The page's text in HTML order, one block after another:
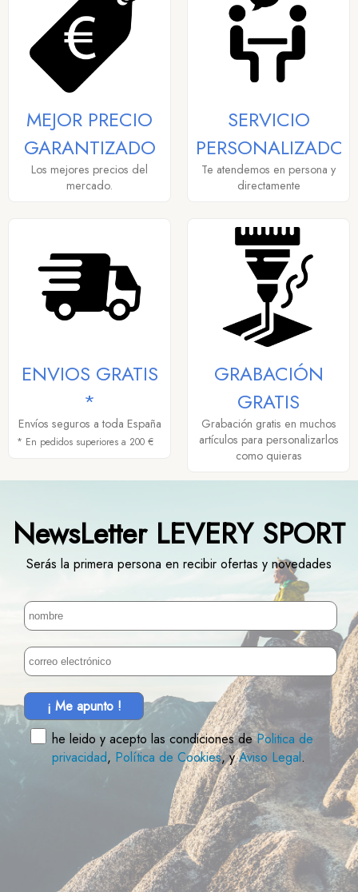
MEJOR PRECIO
GARANTIZADO
Los mejores precios del
mercado.
SERVICIO
PERSONALIZADO
Te atendemos en persona y
directamente
ENVIOS GRATIS
*
Envíos seguros a toda España
* En pedidos superiores a 200 €
GRABACIÓN
GRATIS
Grabación gratis en muchos
artículos para personalizarlos
como quieras
NewsLetter LEVERY SPORT
Serás la primera persona en recibir ofertas y novedades
¡ Me apunto !
he leido y acepto las condiciones dePolitica de
privacidad, Política de Cookies, yAviso Legal.